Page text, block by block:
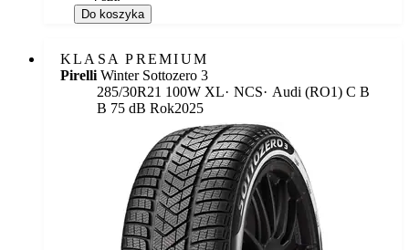
Do koszyka
KLASA PREMIUM
Pirelli Winter Sottozero 3
285/30R21 100W XL
NCS Audi (RO1) Etykieta:
C B
B 75 dB Rok2025